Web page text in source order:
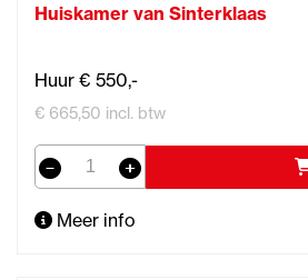
Huiskamer van Sinterklaas
Huur € 550,-
€ 665,50 incl. btw
Meer info